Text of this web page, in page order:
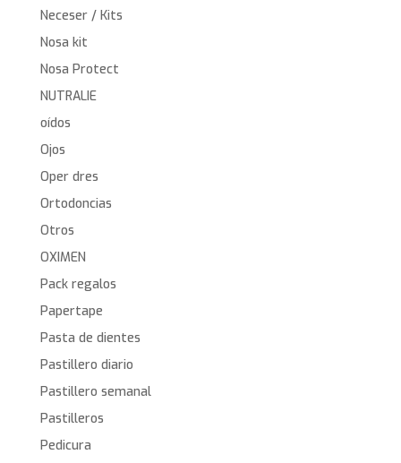
Neceser / Kits
Nosa kit
Nosa Protect
NUTRALIE
oídos
Ojos
Oper dres
Ortodoncias
Otros
OXIMEN
Pack regalos
Papertape
Pasta de dientes
Pastillero diario
Pastillero semanal
Pastilleros
Pedicura